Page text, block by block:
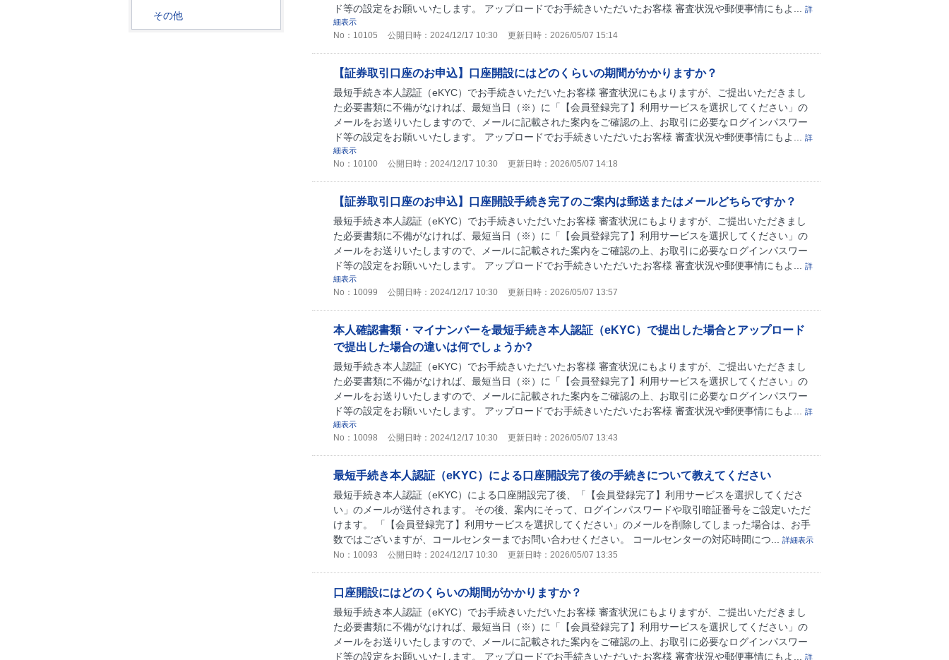
その他
ド等の設定をお願いいたします。 アップロードでお手続きいただいたお客様 審査状況や郵便事情にもよ...
詳
細表示
No：10105 公開日時：2024/12/17 10:30 更新日時：2026/05/07 15:14
【証券取引口座のお申込】口座開設にはどのくらいの期間がかかりますか？
最短手続き本人認証（eKYC）でお手続きいただいたお客様 審査状況にもよりますが、ご提出いただきまし
た必要書類に不備がなければ、最短当日（※）に「【会員登録完了】利用サービスを選択してください」の
メールをお送りいたしますので、メールに記載された案内をご確認の上、お取引に必要なログインパスワー
ド等の設定をお願いいたします。 アップロードでお手続きいただいたお客様 審査状況や郵便事情にもよ...
詳
細表示
No：10100 公開日時：2024/12/17 10:30 更新日時：2026/05/07 14:18
【証券取引口座のお申込】口座開設手続き完了のご案内は郵送またはメールどちらですか？
最短手続き本人認証（eKYC）でお手続きいただいたお客様 審査状況にもよりますが、ご提出いただきまし
た必要書類に不備がなければ、最短当日（※）に「【会員登録完了】利用サービスを選択してください」の
メールをお送りいたしますので、メールに記載された案内をご確認の上、お取引に必要なログインパスワー
ド等の設定をお願いいたします。 アップロードでお手続きいただいたお客様 審査状況や郵便事情にもよ...
詳
細表示
No：10099 公開日時：2024/12/17 10:30 更新日時：2026/05/07 13:57
本人確認書類・マイナンバーを最短手続き本人認証（eKYC）で提出した場合とアップロード
で提出した場合の違いは何でしょうか?
最短手続き本人認証（eKYC）でお手続きいただいたお客様 審査状況にもよりますが、ご提出いただきまし
た必要書類に不備がなければ、最短当日（※）に「【会員登録完了】利用サービスを選択してください」の
メールをお送りいたしますので、メールに記載された案内をご確認の上、お取引に必要なログインパスワー
ド等の設定をお願いいたします。 アップロードでお手続きいただいたお客様 審査状況や郵便事情にもよ...
詳
細表示
No：10098 公開日時：2024/12/17 10:30 更新日時：2026/05/07 13:43
最短手続き本人認証（eKYC）による口座開設完了後の手続きについて教えてください
最短手続き本人認証（eKYC）による口座開設完了後、「【会員登録完了】利用サービスを選択してくださ
い」のメールが送付されます。 その後、案内にそって、ログインパスワードや取引暗証番号をご設定いただ
けます。 「【会員登録完了】利用サービスを選択してください」のメールを削除してしまった場合は、お手
数ではございますが、コールセンターまでお問い合わせください。 コールセンターの対応時間につ...
詳細表示
No：10093 公開日時：2024/12/17 10:30 更新日時：2026/05/07 13:35
口座開設にはどのくらいの期間がかかりますか？
最短手続き本人認証（eKYC）でお手続きいただいたお客様 審査状況にもよりますが、ご提出いただきまし
た必要書類に不備がなければ、最短当日（※）に「【会員登録完了】利用サービスを選択してください」の
メールをお送りいたしますので、メールに記載された案内をご確認の上、お取引に必要なログインパスワー
ド等の設定をお願いいたします。 アップロードでお手続きいただいたお客様 審査状況や郵便事情にもよ...
詳